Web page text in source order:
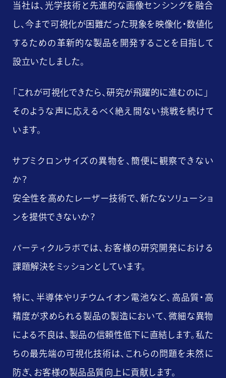
当社は、光学技術と先進的な画像センシングを融合
し、今まで可視化が困難だった現象を映像化・数値化
するための革新的な製品を開発することを目指して
設立いたしました。
「これが可視化できたら、研究が飛躍的に進むのに」
そのような声に応えるべく絶え間ない挑戦を続けて
います。
サブミクロンサイズの異物を、簡便に観察できない
か？
安全性を高めたレーザー技術で、新たなソリューショ
ンを提供できないか？
パーティクルラボでは、お客様の研究開発における
課題解決をミッションとしています。
特に、半導体やリチウムイオン電池など、高品質・高
精度が求められる製品の製造において、微細な異物
による不良は、製品の信頼性低下に直結します。私た
ちの最先端の可視化技術は、これらの問題を未然に
防ぎ、お客様の製品品質向上に貢献します。